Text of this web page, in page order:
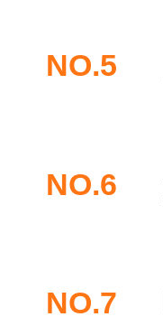
NO.5
NO.6
NO.7